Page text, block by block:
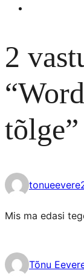
2
tõlge”
tonueevere
Mis ma edasi
Tõnu